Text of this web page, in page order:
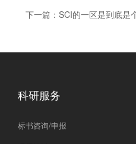
下一篇： SCI的一区是到底是
科研服务
标书咨询/申报